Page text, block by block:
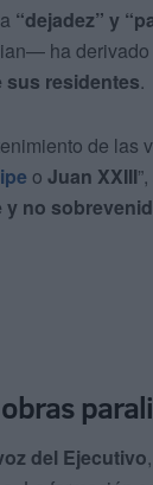
“dejadez” y
ha derivado
sus residentes.
de las
o Juan XXIII
no
del Ejecutivo